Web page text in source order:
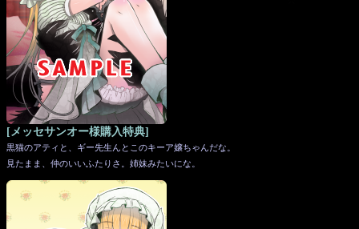
[メッセサンオー様購入特典]
黒猫のアティと、ギー先生んとこのキーア嬢ちゃんだな。
見たまま、仲のいいふたりさ。姉妹みたいにな。